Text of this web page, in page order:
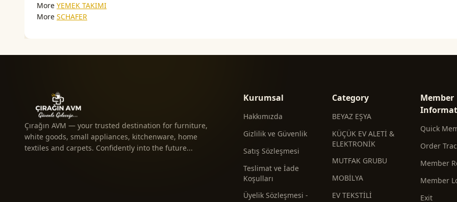
More YEMEK TAKIMI
More SCHAFER
Çırağın AVM — your trusted destination for furniture,
white goods, small appliances, kitchenware, home
textiles and carpets. Confidently into the future...
Kurumsal
Hakkımızda
Gizlilik ve Güvenlik
Satış Sözleşmesi
Teslimat ve İade
Koşulları
Üyelik Sözleşmesi -
Category
BEYAZ EŞYA
KÜÇÜK EV ALETİ &
ELEKTRONİK
MUTFAK GRUBU
MOBİLYA
EV TEKSTİLİ
Member
Quick
Order
Member
Member
Exit